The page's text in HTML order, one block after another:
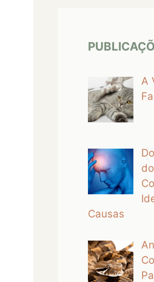
A
Causas